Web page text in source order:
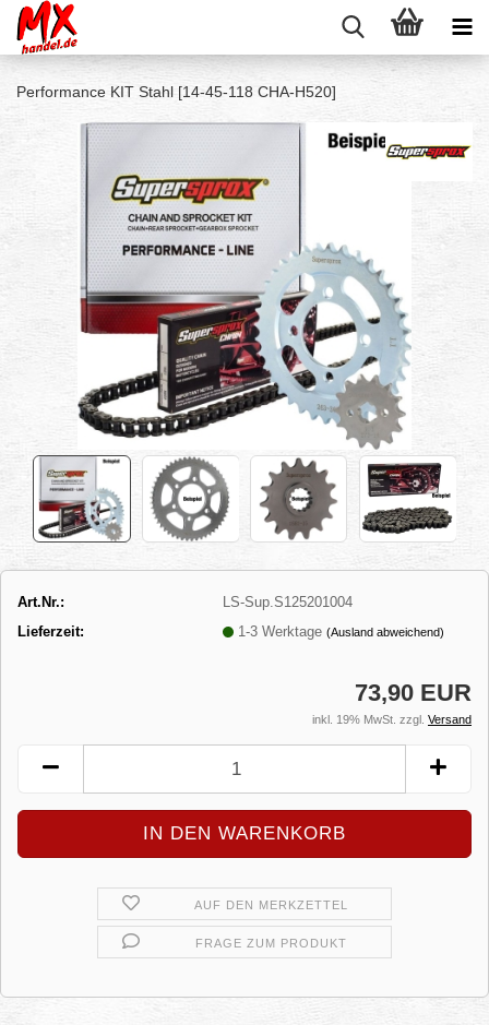
Performance KIT Stahl [14-45-118 CHA-H520]
Art.Nr.:
LS-Sup.S125201004
Lieferzeit:
1-3 Werktage(Ausland abweichend)
73,90 EUR
inkl. 19% MwSt. zzgl. Versand
AUF DEN MERKZETTEL
FRAGE ZUM PRODUKT